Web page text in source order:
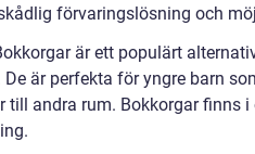
förvaringslösning och
är ett populärt
De är perfekta för yngre barn
till andra rum. Bokkorgar finns